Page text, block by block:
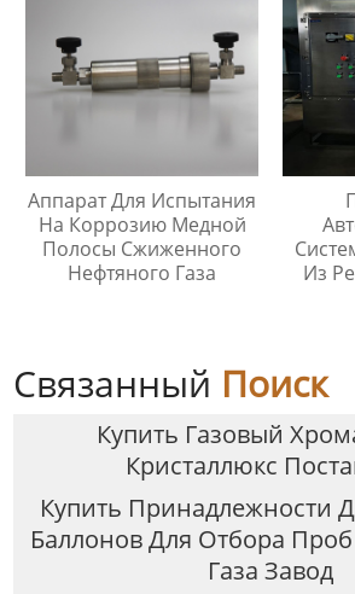
Аппарат Для Испытания
На Коррозию Медной
Полосы Сжиженного
Нефтяного Газа
Из
Связанный Поиск
Купить Газовый
Кристаллюкс
Купить Принадлежности
Баллонов Для Отбора
Газа Завод